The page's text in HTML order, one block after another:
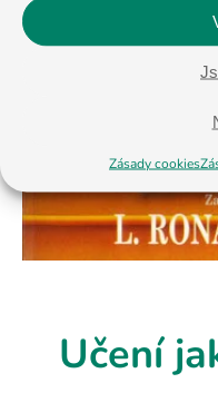
Zásady cookies
Učení